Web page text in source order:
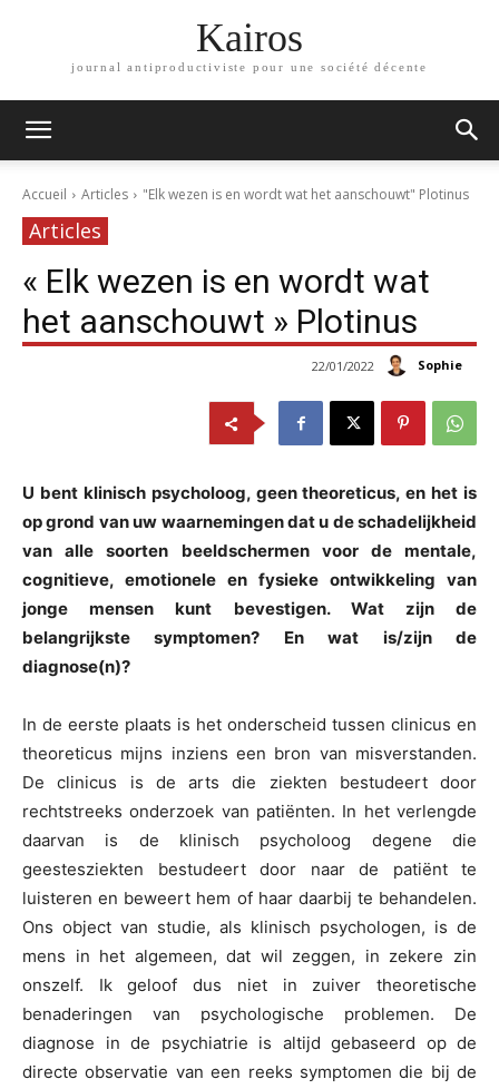
Kairos
journal antiproductiviste pour une société décente
Accueil Articles "Elk wezen is en wordt wat het aanschouwt" Plotinus
Articles
« Elk wezen is en wordt wat
het aanschouwt » Plotinus
Sophie
22/01/2022
U bent klinisch psycholoog, geen theoreticus, en het is
op grond van uw waarnemingen dat u de schadelijkheid
van alle soorten beeldschermen voor de mentale,
cognitieve, emotionele en fysieke ontwikkeling van
jonge mensen kunt bevestigen. Wat zijn de
belangrijkste symptomen? En wat is/zijn de
diagnose(n)?
In de eerste plaats is het onderscheid tussen clinicus en
theoreticus mijns inziens een bron van misverstanden.
De clinicus is de arts die ziekten bestudeert door
rechtstreeks onderzoek van patiënten. In het verlengde
daarvan is de klinisch psycholoog degene die
geestesziekten bestudeert door naar de patiënt te
luisteren en beweert hem of haar daarbij te behandelen.
Ons object van studie, als klinisch psychologen, is de
mens in het algemeen, dat wil zeggen, in zekere zin
onszelf. Ik geloof dus niet in zuiver theoretische
benaderingen van psychologische problemen. De
diagnose in de psychiatrie is altijd gebaseerd op de
directe observatie van een reeks symptomen die bij de